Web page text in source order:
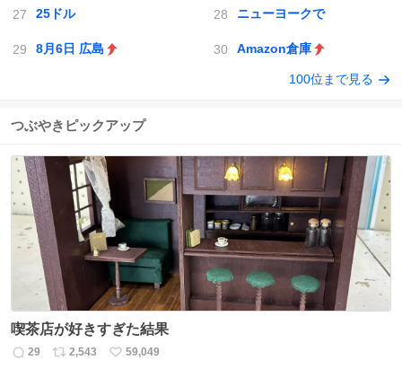
25ドル ニューヨークで
8月6日 広島 Amazon倉庫
100位まで見る
つぶやきピックアップ
喫茶店が好きすぎた結果
返
29
リ
2,543
い
59,049